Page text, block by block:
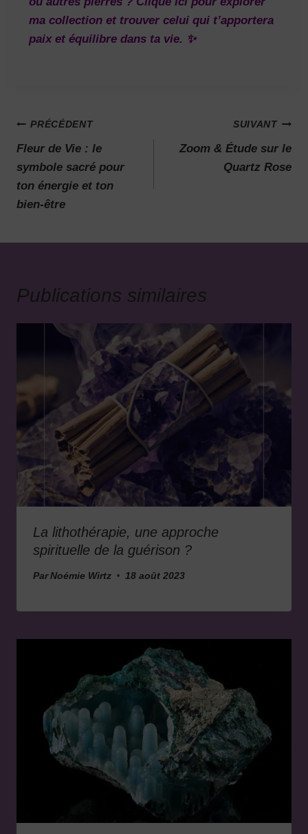
ma collection et trouver celui qui t’apportera
paix et équilibre dans ta vie. ✨
PRÉCÉDENT
Fleur de Vie : le
symbole sacré pour
ton énergie et ton
bien-être
SUIVANT
Zoom & Étude sur le
Quartz Rose
Publications similaires
La lithothérapie, une approche
spirituelle de la guérison ?
Par Noémie Wirtz 18 août 2023